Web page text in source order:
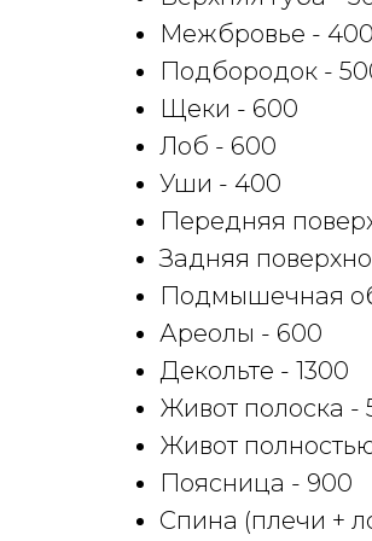
Межбровье - 400
Подбородок -
Щеки - 600
Лоб - 600
Уши - 400
Передняя
Задняя
Подмышечная
Ареолы - 600
Декольте - 1300
Живот полоска -
Живот
Поясница - 900
Спина (плечи +